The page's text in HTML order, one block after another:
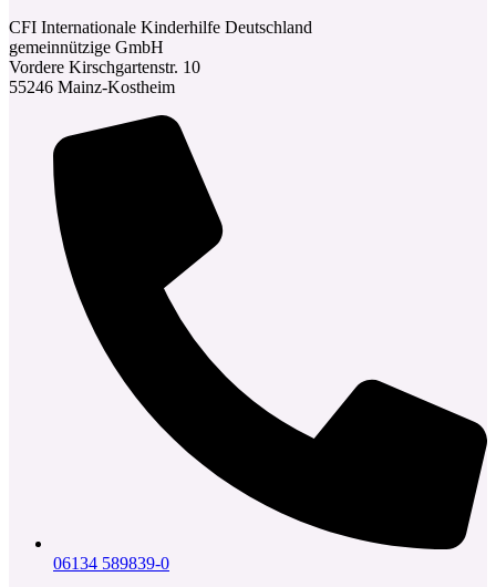
CFI Internationale Kinderhilfe Deutschland
gemeinnützige GmbH
Vordere Kirschgartenstr. 10
55246 Mainz-Kostheim
06134 589839-0